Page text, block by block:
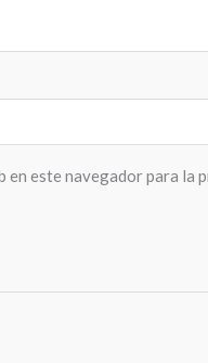
este navegador para la